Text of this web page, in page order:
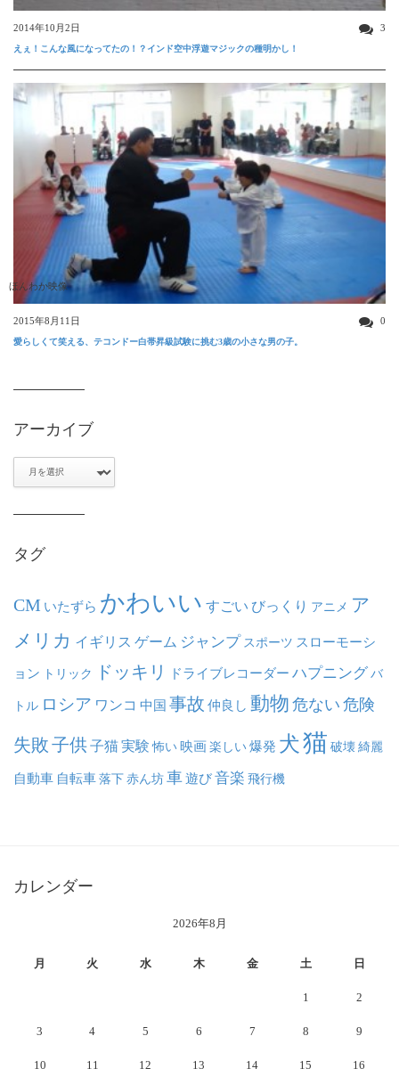
2014年10月2日 3
えぇ！こんな風になってたの！？インド空中浮遊マジックの種明かし！
ほんわか映像
2015年8月11日 0
愛らしくて笑える、テコンドー白帯昇級試験に挑む3歳の小さな男の子。
アーカイブ
タグ
CM いたずら かわいい すごい びっくり アニメ ア
メリカ イギリス ゲーム ジャンプ スポーツ スローモーシ
ョン トリック ドッキリ ドライブレコーダー ハプニング バ
トル ロシア ワンコ 中国 事故 仲良し 動物 危ない 危険
失敗子供子猫実験 怖い 映画楽しい爆発 犬猫 破壊綺麗
自動車 自転車落下赤ん坊車遊び音楽 飛行機
カレンダー
2026年8月
月 火 水 木 金 土 日
1 2
3 4 5 6 7 8 9
10 11 12 13 14 15 16